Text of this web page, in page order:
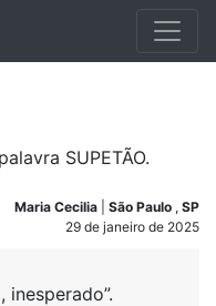
SUPETÃO.
Maria Cecilia São Paulo , SP
29 de janeiro de 2025
inesperado”.